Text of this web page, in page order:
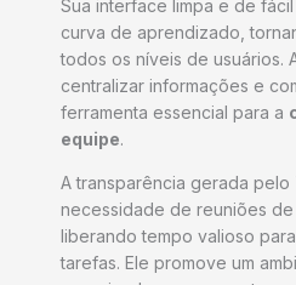
Sua interface limpa e de
curva de aprendizado,
todos os níveis de usuários.
centralizar informações e
ferramenta essencial para a
equipe.
A transparência gerada pelo
necessidade de reuniões de
liberando tempo valioso
tarefas. Ele promove um